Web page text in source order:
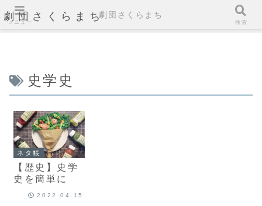
劇団さくらまち
史学史
ネタ帳
【歴史】史学
史を簡単に
2022.04.15
メニュー
劇団さくらまち
検索